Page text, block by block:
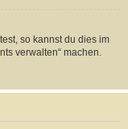
so kannst du dies im
verwalten“ machen.